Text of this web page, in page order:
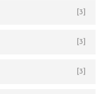
[3]
[3]
[3]